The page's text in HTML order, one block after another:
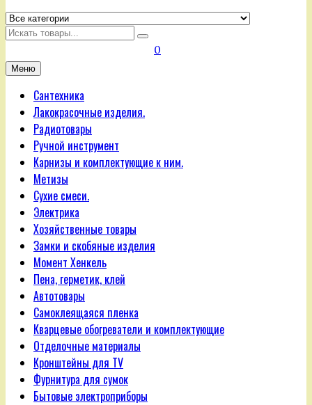
Искать
0
Меню
Сантехника
Лакокрасочные изделия.
Радиотовары
Ручной инструмент
Карнизы и комплектующие к ним.
Метизы
Сухие смеси.
Электрика
Хозяйственные товары
Замки и скобяные изделия
Момент Хенкель
Пена, герметик, клей
Автотовары
Самоклеящаяся пленка
Кварцевые обогреватели и комплектующие
Отделочные материалы
Кронштейны для TV
Фурнитура для сумок
Бытовые электроприборы